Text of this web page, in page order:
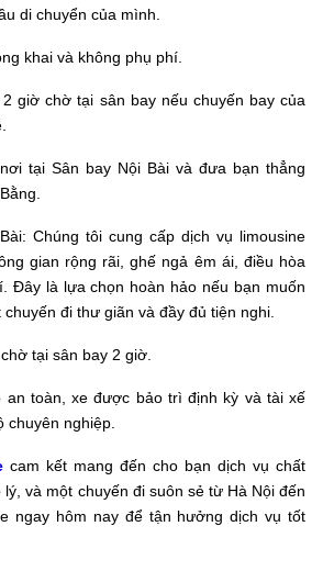
di chuyển của mình.
khai và không phụ phí.
giờ chờ tại sân bay nếu chuyến bay của
tại Sân bay Nội Bài và đưa bạn thẳng
Chúng tôi cung cấp dịch vụ limousine
gian rộng rãi, ghế ngả êm ái, điều hòa
Đây là lựa chọn hoàn hảo nếu bạn muốn
đi thư giãn và đầy đủ tiện nghi.
tại sân bay 2 giờ.
an toàn, xe được bảo trì định kỳ và tài xế
chuyên nghiệp.
cam kết mang đến cho bạn dịch vụ chất
và một chuyến đi suôn sẻ từ Hà Nội đến
ngay hôm nay để tận hưởng dịch vụ tốt